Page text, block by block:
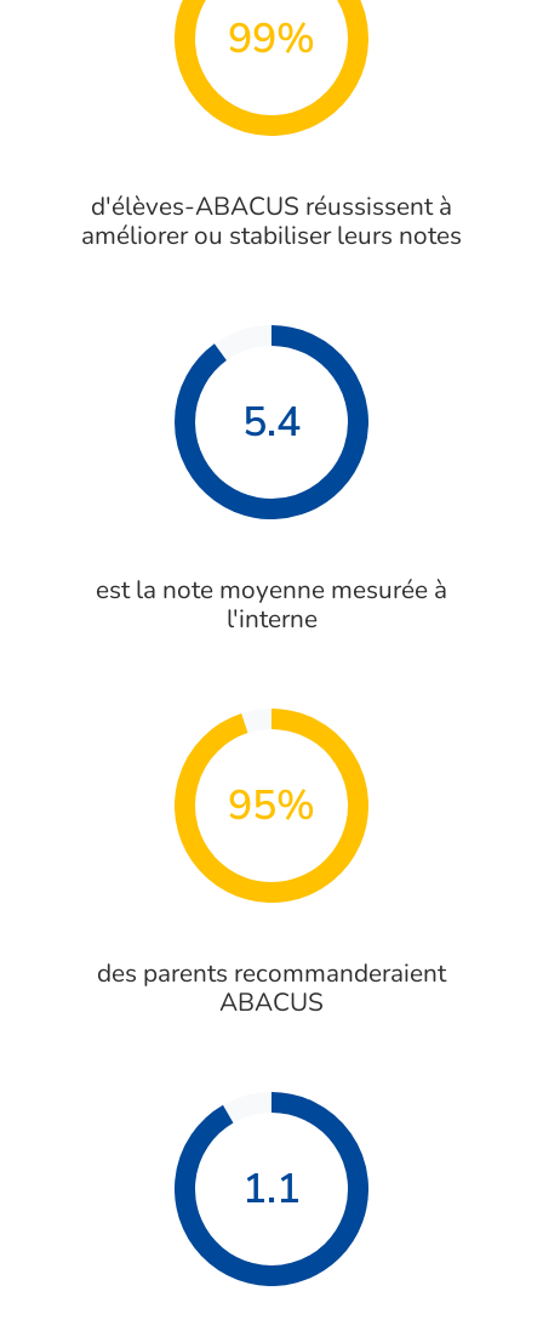
99%
d'élèves-ABACUS réussissent à
améliorer ou stabiliser leurs notes
5.4
est la note moyenne mesurée à
l'interne
95%
des parents recommanderaient
ABACUS
1.1